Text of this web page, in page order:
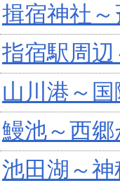
揖宿神社～
指宿駅周
山川港～
鰻池～西
池田湖～神